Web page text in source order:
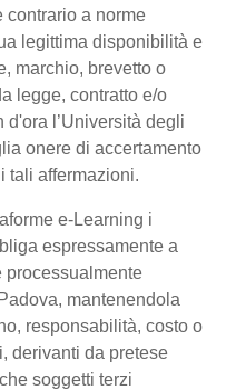
contrario a norme
legittima disponibilità e
marchio, brevetto o
legge, contratto e/o
l’Università degli
onere di accertamento
tali affermazioni.
e-Learning i
espressamente a
processualmente
mantenendola
responsabilità, costo o
derivanti da pretese
soggetti terzi